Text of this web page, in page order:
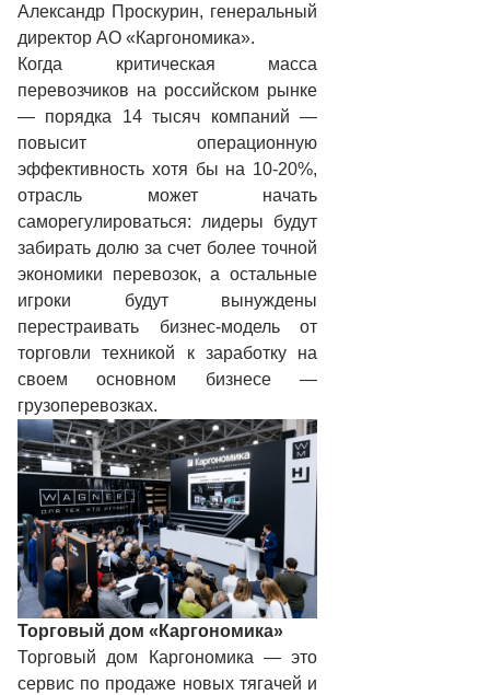
Александр Проскурин, генеральный
директор АО «Каргономика».
Когда критическая масса
перевозчиков на российском рынке
— порядка 14 тысяч компаний —
повысит операционную
эффективность хотя бы на 10-20%,
отрасль может начать
саморегулироваться: лидеры будут
забирать долю за счет более точной
экономики перевозок, а остальные
игроки будут вынуждены
перестраивать бизнес-модель от
торговли техникой к заработку на
своем основном бизнесе —
грузоперевозках.
Торговый дом «Каргономика»
Торговый дом Каргономика — это
сервис по продаже новых тягачей и